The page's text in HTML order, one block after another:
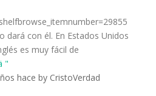
dará con él. En Estados Unidos
es muy fácil de
"
hace by CristoVerdad